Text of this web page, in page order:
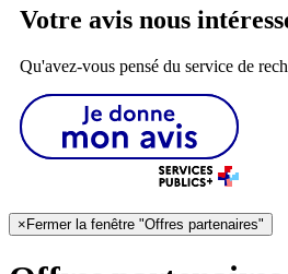
Votre avis nous
Qu'avez-vous pensé du service de
× Fermer la fenêtre "Offres partenaires"